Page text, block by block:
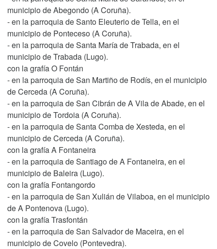
municipio de Abegondo (A Coruña).
- en la parroquia de Santo Eleuterio de Tella, en el
municipio de Ponteceso (A Coruña).
- en la parroquia de Santa María de Trabada, en el
municipio de Trabada (Lugo).
con la grafía O Fontán
- en la parroquia de San Martiño de Rodís, en el municipio
de Cerceda (A Coruña).
- en la parroquia de San Cibrán de A Vila de Abade, en el
municipio de Tordoia (A Coruña).
- en la parroquia de Santa Comba de Xesteda, en el
municipio de Cerceda (A Coruña).
con la grafía A Fontaneira
- en la parroquia de Santiago de A Fontaneira, en el
municipio de Baleira (Lugo).
con la grafía Fontangordo
- en la parroquia de San Xulián de Vilaboa, en el municipio
de A Pontenova (Lugo).
con la grafía Trasfontán
- en la parroquia de San Salvador de Maceira, en el
municipio de Covelo (Pontevedra).